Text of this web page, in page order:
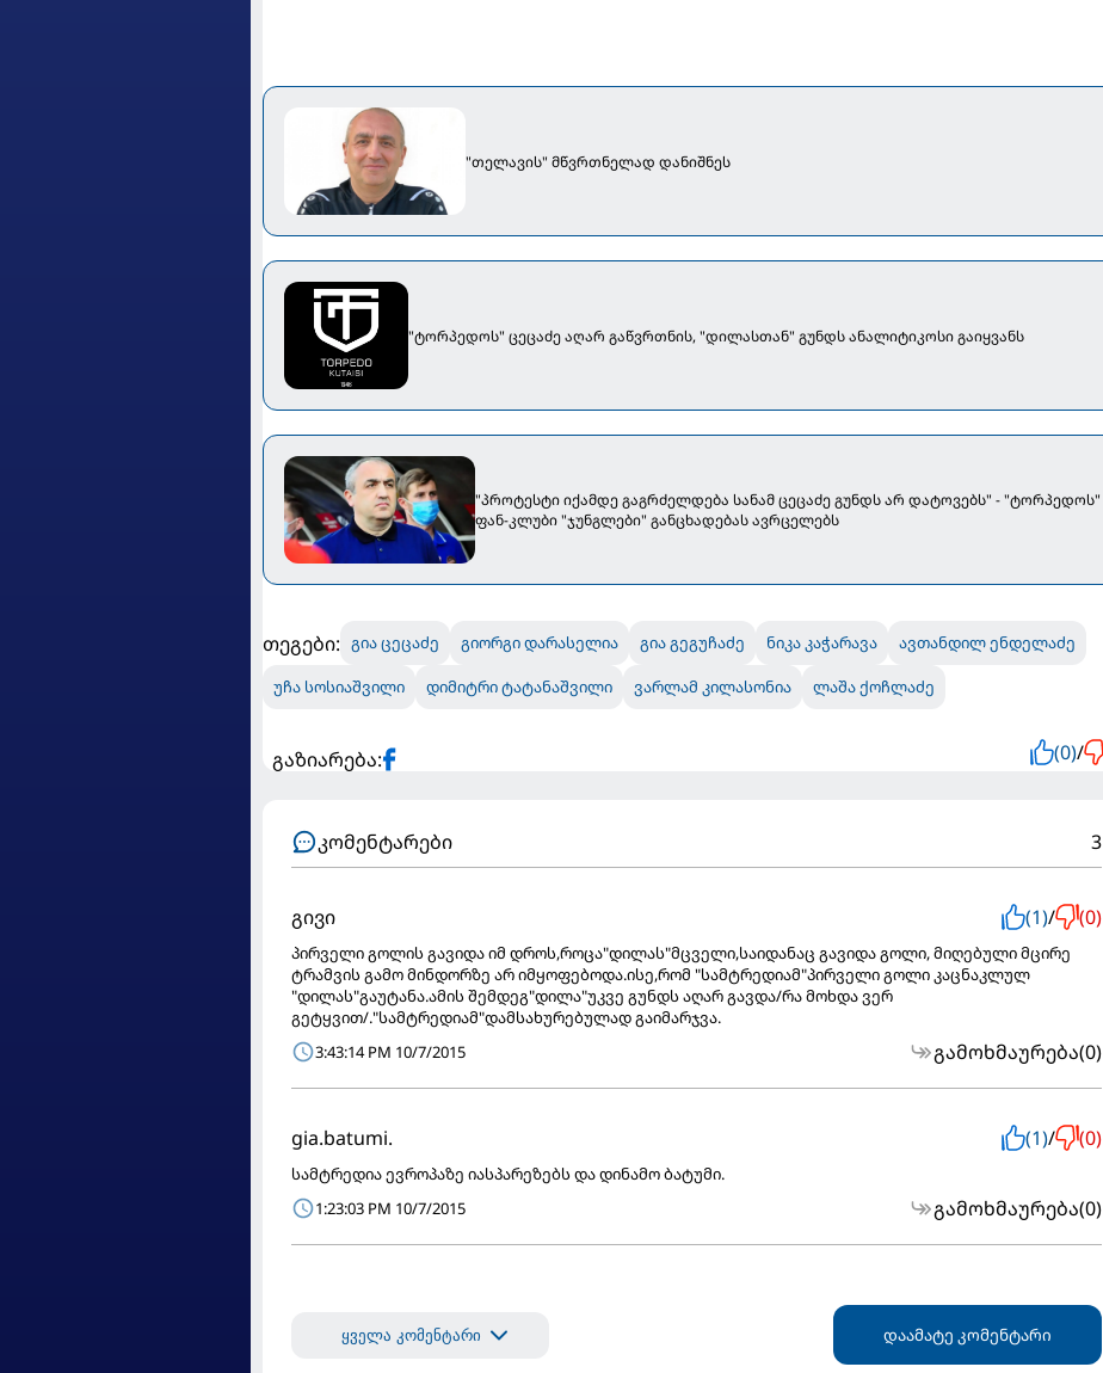
"თელავის" მწვრთნელად დანიშნეს
"ტორპედოს" ცეცაძე აღარ გაწვრთნის, "დილასთან" გუნდს ანალიტიკოსი გაიყვანს
"პროტესტი იქამდე გაგრძელდება სანამ ცეცაძე გუნდს არ დატოვებს" - "ტორპედოს"
ფან-კლუბი "ჯუნგლები" განცხადებას ავრცელებს
თეგები: გია ცეცაძე გიორგი დარასელია გია გეგუჩაძე ნიკა კაჭარავა ავთანდილ ენდელაძე
უჩა სოსიაშვილი დიმიტრი ტატანაშვილი ვარლამ კილასონია ლაშა ქოჩლაძე
გაზიარება: (0)/
კომენტარები 3
გივი (1)/ (0)
პირველი გოლის გავიდა იმ დროს,როცა"დილას"მცველი,საიდანაც გავიდა გოლი, მიღებული მცირე
ტრამვის გამო მინდორზე არ იმყოფებოდა.ისე,რომ "სამტრედიამ"პირველი გოლი კაცნაკლულ
"დილას"გაუტანა.ამის შემდეგ"დილა"უკვე გუნდს აღარ გავდა/რა მოხდა ვერ
გეტყვით/."სამტრედიამ"დამსახურებულად გაიმარჯვა.
3:43:14 PM 10/7/2015
გამოხმაურება(0)
gia.batumi. (1)/ (0)
სამტრედია ევროპაზე იასპარეზებს და დინამო ბატუმი.
1:23:03 PM 10/7/2015
გამოხმაურება(0)
ყველა კომენტარი დაამატე კომენტარი